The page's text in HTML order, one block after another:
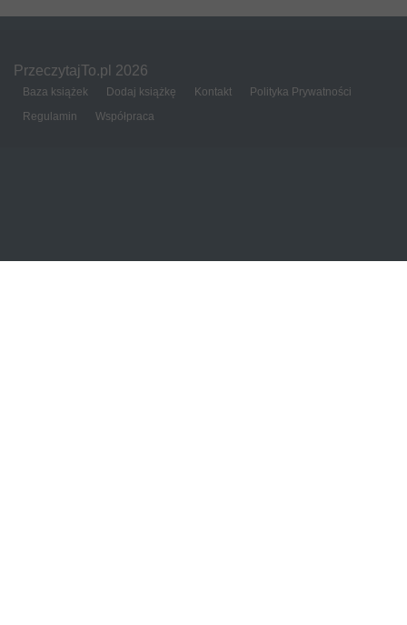
PrzeczytajTo.pl 2026
Baza książek Dodaj książkę Kontakt
Polityka Prywatności
Regulamin
Współpraca